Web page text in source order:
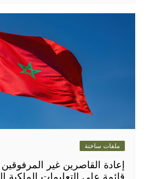
ملفات ساخنة
إعادة القاصرين غير
قائمة على التعليمات الملكية